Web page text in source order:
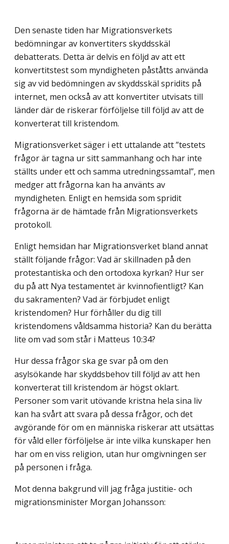
Den senaste tiden har Migrationsverkets
bedömningar av konvertiters skyddsskäl
debatterats. Detta är delvis en följd av att ett
konvertitstest som myndigheten påståtts använda
sig av vid bedömningen av skyddsskäl spridits på
internet, men också av att konvertiter utvisats till
länder där de riskerar förföljelse till följd av att de
konverterat till kristendom.
Migrationsverket säger i ett uttalande att ”testets
frågor är tagna ur sitt sammanhang och har inte
ställts under ett och samma utredningssamtal”, men
medger att frågorna kan ha använts av
myndigheten. Enligt en hemsida som spridit
frågorna är de hämtade från Migrationsverkets
protokoll.
Enligt hemsidan har Migrationsverket bland annat
ställt följande frågor: Vad är skillnaden på den
protestantiska och den ortodoxa kyrkan? Hur ser
du på att Nya testamentet är kvinnofientligt? Kan
du sakramenten? Vad är förbjudet enligt
kristendomen? Hur förhåller du dig till
kristendomens våldsamma historia? Kan du berätta
lite om vad som står i Matteus 10:34?
Hur dessa frågor ska ge svar på om den
asylsökande har skyddsbehov till följd av att hen
konverterat till kristendom är högst oklart.
Personer som varit utövande kristna hela sina liv
kan ha svårt att svara på dessa frågor, och det
avgörande för om en människa riskerar att utsättas
för våld eller förföljelse är inte vilka kunskaper hen
har om en viss religion, utan hur omgivningen ser
på personen i fråga.
Mot denna bakgrund vill jag fråga justitie- och
migrationsminister Morgan Johansson: